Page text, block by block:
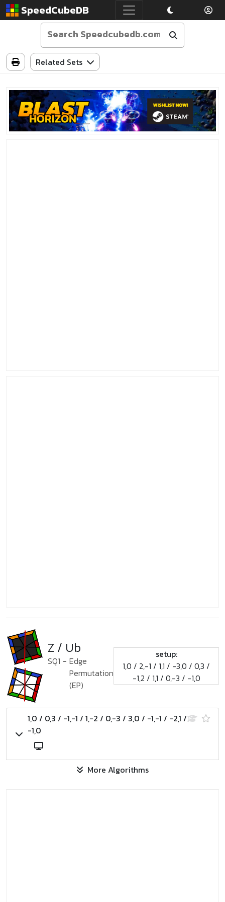
SpeedCubeDB
Related Sets
Z / Ub
SQ1 - Edge
Permutation
(EP)
setup:
1,0 / 2,-1 / 1,1 / -3,0 / 0,3 /
-1,2 / 1,1 / 0,-3 / -1,0
1,0 / 0,3 / -1,-1 / 1,-2 / 0,-3 / 3,0 / -1,-1 / -2,1 /
-1,0
More Algorithms